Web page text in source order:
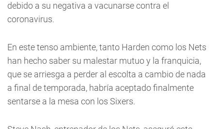
debido a su negativa a vacunarse contra el
coronavirus.
En este tenso ambiente, tanto Harden como los Nets
han hecho saber su malestar mutuo y la franquicia,
que se arriesga a perder al escolta a cambio de nada
a final de temporada, habría aceptado finalmente
sentarse a la mesa con los Sixers.